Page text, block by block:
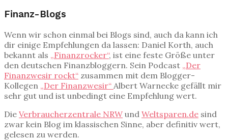
Finanz-Blogs
Wenn wir schon einmal bei Blogs sind, auch da kann ich
dir einige Empfehlungen da lassen: Daniel Korth, auch
bekannt als „Finanzrocker“, ist eine feste Größe unter
den deutschen Finanzbloggern. Sein Podcast „Der
Finanzwesir rockt“ zusammen mit dem Blogger-
Kollegen „Der Finanzwesir“ Albert Warnecke gefällt mir
sehr gut und ist unbedingt eine Empfehlung wert.
Die Verbraucherzentrale NRW und Weltsparen.de sind
zwar kein Blog im klassischen Sinne, aber definitiv wert,
gelesen zu werden.